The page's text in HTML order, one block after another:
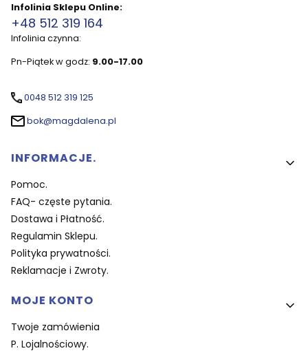
Infolinia Sklepu Online:
+48 512 319 164
Infolinia czynna:
Pn-Piątek w godz: 9.00-17.00
0048 512 319 125
bok@magdalena.pl
Linki w stopce
INFORMACJE.
Pomoc.
FAQ- częste pytania.
Dostawa i Płatność.
Regulamin Sklepu.
Polityka prywatności.
Reklamacje i Zwroty.
MOJE KONTO
Twoje zamówienia
P. Lojalnościowy.